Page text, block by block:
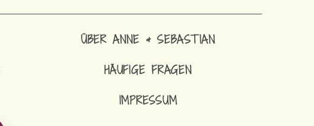
ÜBER ANNE & SEBASTIAN
HÄUFIGE FRAGEN
IMPRESSUM